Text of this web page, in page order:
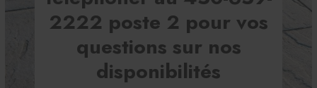
2222 poste 2 pour vos
questions sur nos
disponibilités